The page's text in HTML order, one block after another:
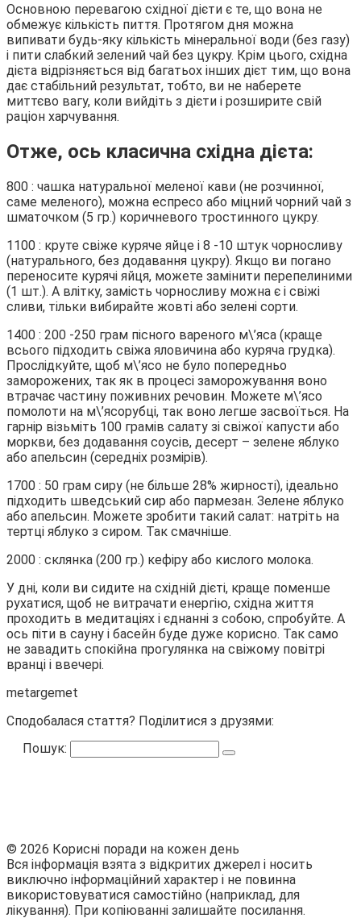
Основною перевагою східної дієти є те, що вона не
обмежує кількість пиття. Протягом дня можна
випивати будь-яку кількість мінеральної води (без газу)
і пити слабкий зелений чай без цукру. Крім цього, східна
дієта відрізняється від багатьох інших дієт тим, що вона
дає стабільний результат, тобто, ви не наберете
миттєво вагу, коли вийдіть з дієти і розширите свій
раціон харчування.
Отже, ось класична східна дієта:
800 : чашка натуральної меленої кави (не розчинної,
саме меленого), можна еспресо або міцний чорний чай з
шматочком (5 гр.) коричневого тростинного цукру.
1100 : круте свіже куряче яйце і 8 -10 штук чорносливу
(натурального, без додавання цукру). Якщо ви погано
переносите курячі яйця, можете замінити перепелиними
(1 шт.). А влітку, замість чорносливу можна є і свіжі
сливи, тільки вибирайте жовті або зелені сорти.
1400 : 200 -250 грам пісного вареного м\’яса (краще
всього підходить свіжа яловичина або куряча грудка).
Прослідкуйте, щоб м\’ясо не було попередньо
заморожених, так як в процесі заморожування воно
втрачає частину поживних речовин. Можете м\’ясо
помолоти на м\’ясорубці, так воно легше засвоїться. На
гарнір візьміть 100 грамів салату зі свіжої капусти або
моркви, без додавання соусів, десерт – зелене яблуко
або апельсин (середніх розмірів).
1700 : 50 грам сиру (не більше 28% жирності), ідеально
підходить шведський сир або пармезан. Зелене яблуко
або апельсин. Можете зробити такий салат: натріть на
тертці яблуко з сиром. Так смачніше.
2000 : склянка (200 гр.) кефіру або кислого молока.
У дні, коли ви сидите на східній дієті, краще поменше
рухатися, щоб не витрачати енергію, східна життя
проходить в медитаціях і єднанні з собою, спробуйте. А
ось піти в сауну і басейн буде дуже корисно. Так само
не завадить спокійна прогулянка на свіжому повітрі
вранці і ввечері.
metargemet
Сподобалася стаття? Поділитися з друзями:
Пошук:
© 2026 Корисні поради на кожен день
Вся інформація взята з відкритих джерел і носить
виключно інформаційний характер і не повинна
використовуватися самостійно (наприклад, для
лікування). При копіюванні залишайте посилання.